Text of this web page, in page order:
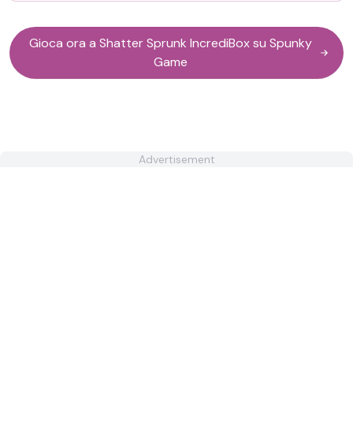
Gioca ora a Shatter Sprunk IncrediBox su Spunky
Game
Advertisement